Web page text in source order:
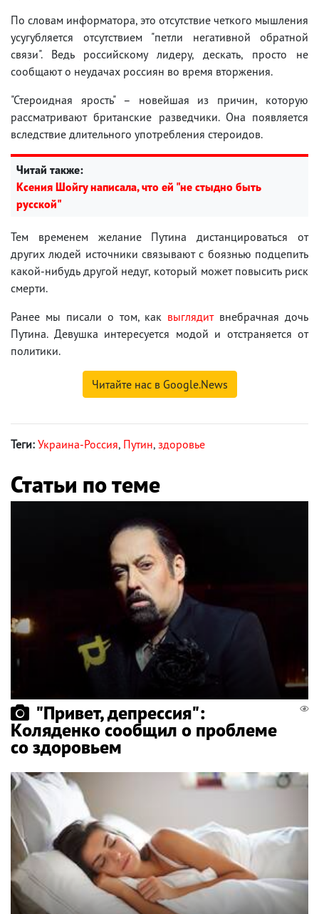
По словам информатора, это отсутствие четкого мышления
усугубляется отсутствием "петли негативной обратной
связи". Ведь российскому лидеру, дескать, просто не
сообщают о неудачах россиян во время вторжения.
"Стероидная ярость" – новейшая из причин, которую
рассматривают британские разведчики. Она появляется
вследствие длительного употребления стероидов.
Читай также:
Ксения Шойгу написала, что ей "не стыдно быть
русской"
Тем временем желание Путина дистанцироваться от
других людей источники связывают с боязнью подцепить
какой-нибудь другой недуг, который может повысить риск
смерти.
Ранее мы писали о том, как выглядитвнебрачная дочь
Путина. Девушка интересуется модой и отстраняется от
политики.
Читайте нас в Google.News
Теги: Украина-Россия, Путин, здоровье
Статьи по теме
"Привет, депрессия":
Коляденко сообщил о проблеме
со здоровьем